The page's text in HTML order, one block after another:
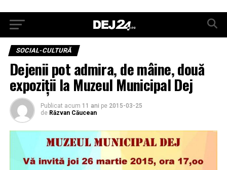
SOCIAL-CULTURĂ
Dejenii pot admira, de mâine, două
expoziții la Muzeul Municipal Dej
Publicat acum 11 ani pe 2015-03-25
de Răzvan Căucean